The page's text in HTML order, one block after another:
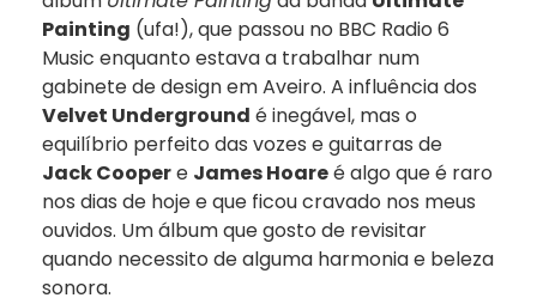
Painting (ufa!), que passou no BBC Radio 6
Music enquanto estava a trabalhar num
gabinete de design em Aveiro. A influência dos
Velvet Underground é inegável, mas o
equilíbrio perfeito das vozes e guitarras de
Jack Coopere James Hoareé algo que é raro
nos dias de hoje e que ficou cravado nos meus
ouvidos. Um álbum que gosto de revisitar
quando necessito de alguma harmonia e beleza
sonora.